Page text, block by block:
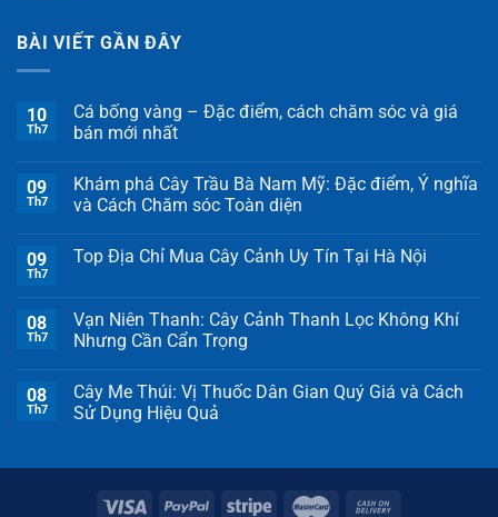
BÀI VIẾT GẦN ĐÂY
10
Th7
Cá bống vàng – Đặc điểm, cách chăm sóc và giá
bán mới nhất
09
Th7
Khám phá Cây Trầu Bà Nam Mỹ: Đặc điểm, Ý nghĩa
và Cách Chăm sóc Toàn diện
09
Th7
Top Địa Chỉ Mua Cây Cảnh Uy Tín Tại Hà Nội
08
Th7
Vạn Niên Thanh: Cây Cảnh Thanh Lọc Không Khí
Nhưng Cần Cẩn Trọng
08
Th7
Cây Me Thúi: Vị Thuốc Dân Gian Quý Giá và Cách
Sử Dụng Hiệu Quả